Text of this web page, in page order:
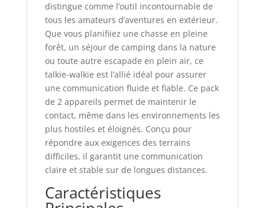
distingue comme l’outil incontournable de
tous les amateurs d’aventures en extérieur.
Que vous planifiiez une chasse en pleine
forêt, un séjour de camping dans la nature
ou toute autre escapade en plein air, ce
talkie-walkie est l’allié idéal pour assurer
une communication fluide et fiable. Ce pack
de 2 appareils permet de maintenir le
contact, même dans les environnements les
plus hostiles et éloignés. Conçu pour
répondre aux exigences des terrains
difficiles, il garantit une communication
claire et stable sur de longues distances.
Caractéristiques